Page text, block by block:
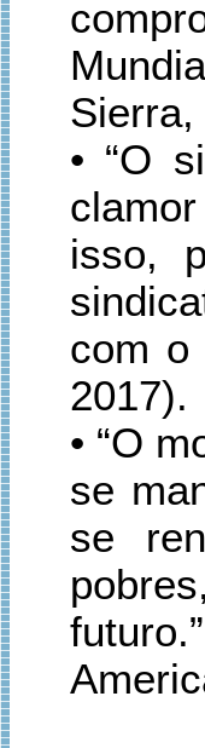
• “O
isso,
com o
2017).
• “O
se
se